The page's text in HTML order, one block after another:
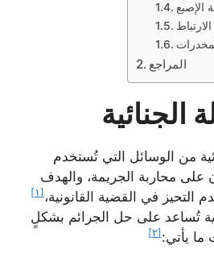
الإصبع
المراجع
الجنائية
من الوسائل التي تُستخدم
على محاربة الجريمة، والهدف
التحيز في القضية القانونية، [١]
تُساعد على حل الجرائم بشكلٍ
ما يأتي: [٢]